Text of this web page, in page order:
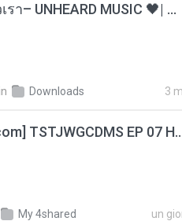
ไม่มีใครรู้ตัวเรา– UNHEARD MUSIC 🖤| Official Lyric Video | เพลงสู้ชีวิต
in Downloads 3
[Witanime.com]
My 4shared un